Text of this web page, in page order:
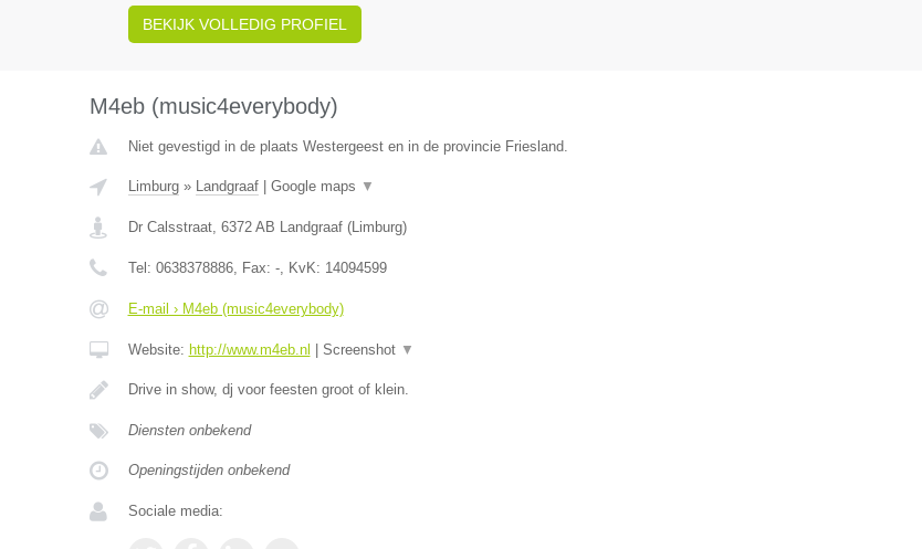
BEKIJK VOLLEDIG PROFIEL
M4eb (music4everybody)
Niet gevestigd in de plaats Westergeest en in de provincie Friesland.
Limburg» Landgraaf| Google maps ▼
Dr Calsstraat, 6372 AB Landgraaf(Limburg)
Tel: 0638378886, Fax: -, KvK: 14094599
E-mail › M4eb (music4everybody)
Website: http://www.m4eb.nl Screenshot ▼
Drive in show, dj voor feesten groot of klein.
Diensten onbekend
Openingstijden onbekend
Sociale media: